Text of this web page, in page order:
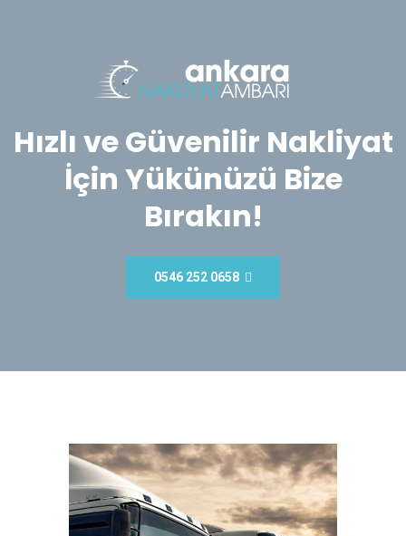
Hızlı ve Güvenilir Nakliyat
İçin Yükünüzü Bize
Bırakın!
0546 252 0658